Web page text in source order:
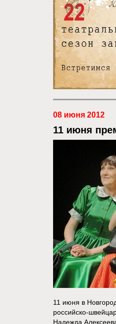
08 июня 2012
11 июня
11 июня в
российско-
Надежда